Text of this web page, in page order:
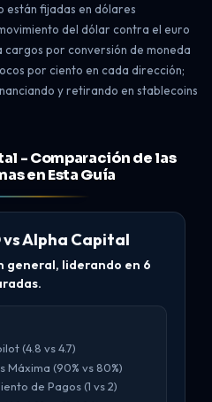
están fijadas en dólares
del dólar contra el euro
por conversión de moneda
por ciento en cada dirección;
y retirando en stablecoins
- Comparación de las
en Esta Guía
vs Alpha Capital
general, liderando en 6
(4.8 vs 4.7)
Máxima (90% vs 80%)
de Pagos (1 vs 2)